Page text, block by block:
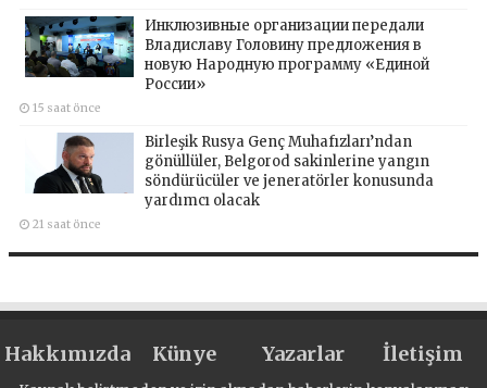
Инклюзивные организации передали
Владиславу Головину предложения в
новую Народную программу «Единой
России»
15 saat önce
Birleşik Rusya Genç Muhafızları’ndan
gönüllüler, Belgorod sakinlerine yangın
söndürücüler ve jeneratörler konusunda
yardımcı olacak
21 saat önce
Hakkımızda Künye Yazarlar İletişim